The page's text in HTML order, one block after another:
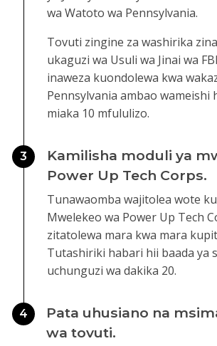
wa Watoto wa Pennsylvania.
Tovuti zingine za washirika
ukaguzi wa Usuli wa Jinai wa
inaweza kuondolewa kwa
Pennsylvania ambao wameishi
miaka 10 mfululizo.
3
Kamilisha moduli ya
Power Up Tech Corps.
Tunawaomba wajitolea wote
Mwelekeo wa Power Up Tech
zitatolewa mara kwa mara
Tutashiriki habari hii baada ya
uchunguzi wa dakika 20.
4
Pata uhusiano na
wa tovuti.